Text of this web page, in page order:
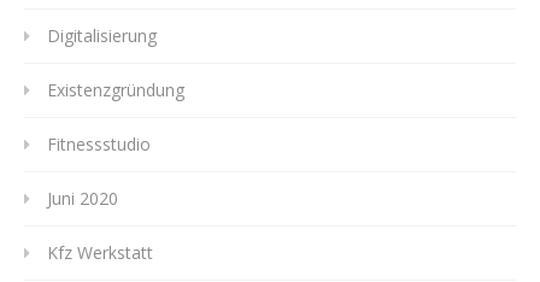
Digitalisierung
Existenzgründung
Fitnessstudio
Juni 2020
Kfz Werkstatt